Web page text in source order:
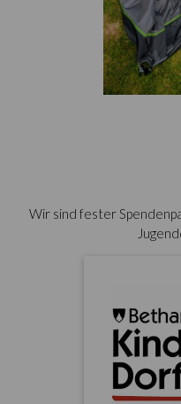
Wir sind fester